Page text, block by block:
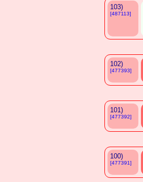
103)
[487113]
102)
[477393]
101)
[477392]
100)
[477391]